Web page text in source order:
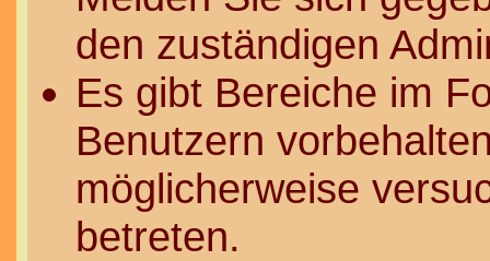
den zuständigen
Es gibt Bereiche im
Benutzern
möglicherweise
betreten.